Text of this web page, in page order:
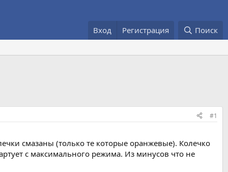
Вход Регистрация Поиск
#1
смазаны (только те которые оранжевые). Колечко
с максимального режима. Из минусов что не